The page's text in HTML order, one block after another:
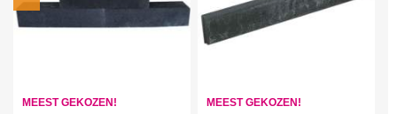
MEEST GEKOZEN! MEEST GEKOZEN!